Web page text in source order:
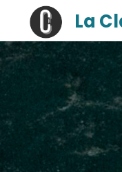
content
principal
La